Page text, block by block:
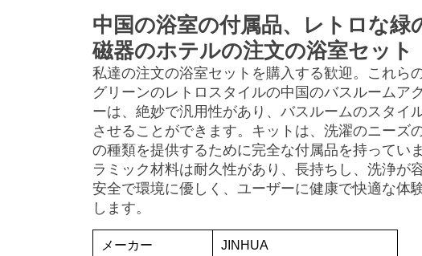
Arabic
Korean
中国の浴室の付属品、レトロな緑
磁器のホテルの注文の浴室セット
私達の注文の浴室セットを購入する歓迎。これら
グリーンのレトロスタイルの中国のバスルームア
ーは、絶妙で汎用性があり、バスルームのスタイ
させることができます。キットは、洗濯のニーズ
の種類を提供するために完全な付属品を持ってい
ラミック材料は耐久性があり、長持ちし、洗浄が容
安全で環境に優しく、ユーザーに健康で快適な体
します。
メーカー JINHUA